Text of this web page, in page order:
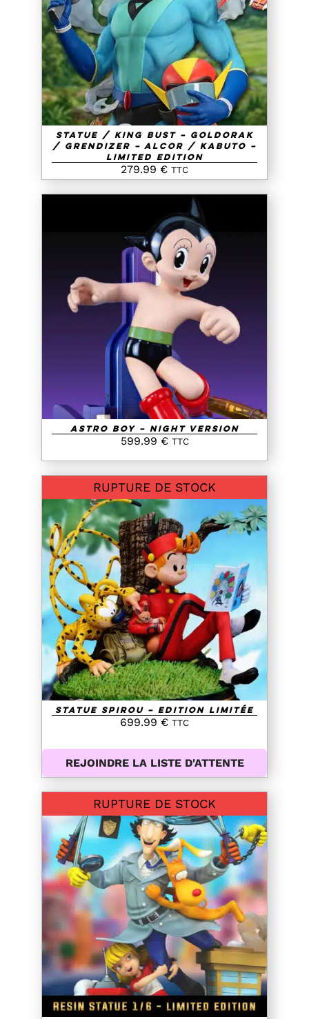
AJOUTER AU PANIER
/
DETAILS
Statue / King Bust – Goldorak
/ Grendizer – Alcor / Kabuto –
Limited Edition
279.99 € TTC
AJOUTER AU PANIER
/
DETAILS
Astro Boy – Night Version
599.99 € TTC
RUPTURE DE STOCK
DETAILS
Statue Spirou – Edition Limitée
699.99 € TTC
REJOINDRE LA LISTE D'ATTENTE
RUPTURE DE STOCK
DETAILS